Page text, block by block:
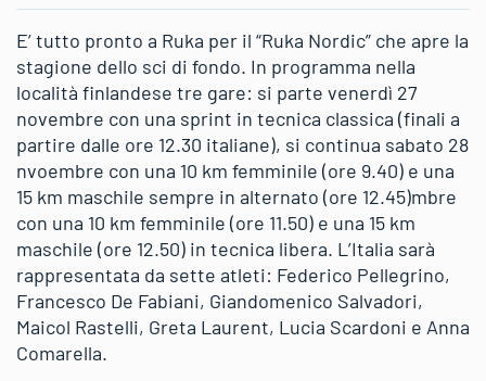
E’ tutto pronto a Ruka per il “Ruka Nordic” che apre la
stagione dello sci di fondo. In programma nella
località finlandese tre gare: si parte venerdì 27
novembre con una sprint in tecnica classica (finali a
partire dalle ore 12.30 italiane), si continua sabato 28
nvoembre con una 10 km femminile (ore 9.40) e una
15 km maschile sempre in alternato (ore 12.45)mbre
con una 10 km femminile (ore 11.50) e una 15 km
maschile (ore 12.50) in tecnica libera. L’Italia sarà
rappresentata da sette atleti: Federico Pellegrino,
Francesco De Fabiani, Giandomenico Salvadori,
Maicol Rastelli, Greta Laurent, Lucia Scardoni e Anna
Comarella.